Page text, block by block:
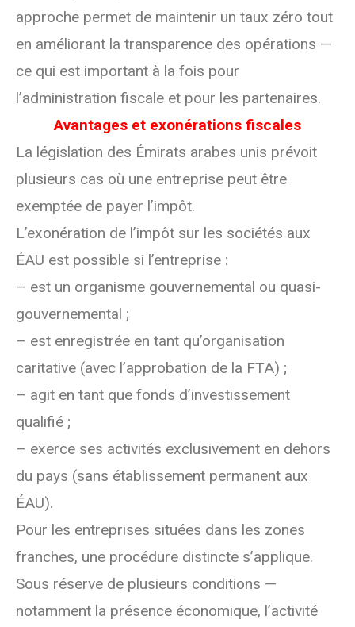
approche permet de maintenir un taux zéro tout
en améliorant la transparence des opérations —
ce qui est important à la fois pour
l’administration fiscale et pour les partenaires.
Avantages et exonérations fiscales
La législation des Émirats arabes unis prévoit
plusieurs cas où une entreprise peut être
exemptée de payer l’impôt.
L’exonération de l’impôt sur les sociétés aux
ÉAU est possible si l’entreprise :
– est un organisme gouvernemental ou quasi-
gouvernemental ;
– est enregistrée en tant qu’organisation
caritative (avec l’approbation de la FTA) ;
– agit en tant que fonds d’investissement
qualifié ;
– exerce ses activités exclusivement en dehors
du pays (sans établissement permanent aux
ÉAU).
Pour les entreprises situées dans les zones
franches, une procédure distincte s’applique.
Sous réserve de plusieurs conditions —
notamment la présence économique, l’activité